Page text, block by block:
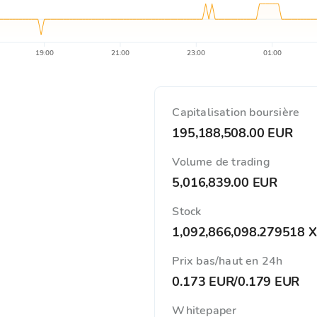
19:00 21:00 23:00 01:00
Capitalisation boursière
195,188,508.00 EUR
Volume de trading
5,016,839.00 EUR
Stock
1,092,866,098.279518
Prix ​​bas/haut en 24h
0.173 EUR/0.179 EUR
Whitepaper